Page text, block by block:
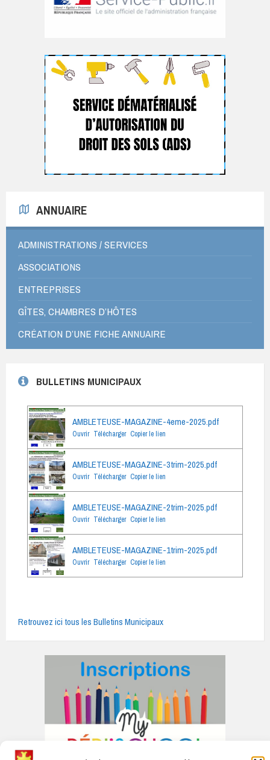
ANNUAIRE
ADMINISTRATIONS / SERVICES
ASSOCIATIONS
ENTREPRISES
GÎTES, CHAMBRES D’HÔTES
CRÉATION D’UNE FICHE ANNUAIRE
BULLETINS MUNICIPAUX
AMBLETEUSE-MAGAZINE-4eme-2025.pdf
Ouvrir Télécharger Copier le lien
AMBLETEUSE-MAGAZINE-3trim-2025.pdf
Ouvrir Télécharger Copier le lien
AMBLETEUSE-MAGAZINE-2trim-2025.pdf
Ouvrir Télécharger Copier le lien
AMBLETEUSE-MAGAZINE-1trim-2025.pdf
Ouvrir Télécharger Copier le lien
Retrouvez ici tous les Bulletins Municipaux